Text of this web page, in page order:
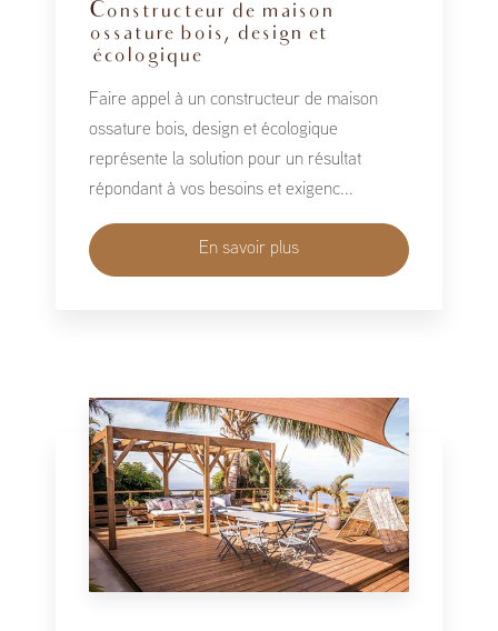
Constructeur de maison
ossature bois, design et
écologique
Faire appel à un constructeur de maison
ossature bois, design et écologique
représente la solution pour un résultat
répondant à vos besoins et exigenc...
En savoir plus